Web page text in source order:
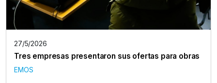
27/5/2026
Tres empresas presentaron sus ofertas para obras
EMOS